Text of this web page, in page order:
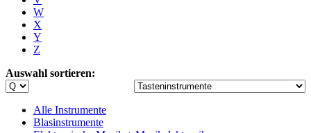
W
X
Y
Z
Auswahl sortieren:
Alle Instrumente
Blasinstrumente